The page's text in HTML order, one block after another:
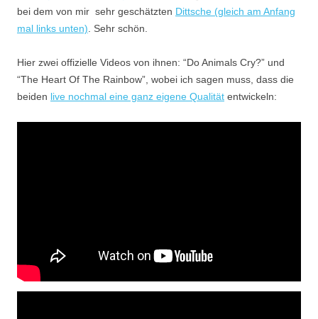
bei dem von mir sehr geschätzten Dittsche (gleich am Anfang
mal links unten) . Sehr schön.
Hier zwei offizielle Videos von ihnen: “Do Animals Cry?” und
“The Heart Of The Rainbow”, wobei ich sagen muss, dass die
beiden live nochmal eine ganz eigene Qualität entwickeln: